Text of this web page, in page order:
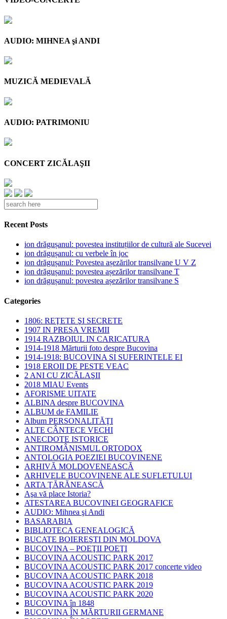
AUDIO: MIHNEA şi ANDI
MUZICĂ MEDIEVALĂ
AUDIO: PATRIMONIU
CONCERT ZICĂLAŞII
Recent Posts
ion drăgușanul: povestea instituțiilor de cultură ale Sucevei
ion drăgușanul: cu verbele în joc
ion drăgușanul: Povestea așezărilor transilvane U V Z
ion drăgușanul: povestea așezărilor transilvane T
ion drăgușanul: povestea așezărilor transilvane S
Categories
1806: REŢETE ŞI SECRETE
1907 IN PRESA VREMII
1914 RAZBOIUL IN CARICATURA
1914-1918 Mărturii foto despre Bucovina
1914-1918: BUCOVINA SI SUFERINTELE EI
1918 EROII DE PESTE VEAC
2 ANI CU ZICĂLAŞII
2018 MIAU Events
AFORISME UITATE
ALBINA despre BUCOVINA
ALBUM de FAMILIE
Album PERSONALITĂŢI
ALTE CÂNTECE VECHI
ANECDOTE ISTORICE
ANTIROMÂNISMUL ORTODOX
ANTOLOGIA POEZIEI BUCOVINENE
ARHIVĂ MOLDOVENEASCĂ
ARHIVELE BUCOVINENE ALE SUFLETULUI
ARTA ŢĂRĂNEASCĂ
Aşa vă place Istoria?
ATESTAREA BUCOVINEI GEOGRAFICE
AUDIO: Mihnea şi Andi
BASARABIA
BIBLIOTECA GENEALOGICĂ
BUCATE BOIEREŞTI DIN MOLDOVA
BUCOVINA – POEŢII POEŢI
BUCOVINA ACOUSTIC PARK 2017
BUCOVINA ACOUSTIC PARK 2017 concerte video
BUCOVINA ACOUSTIC PARK 2018
BUCOVINA ACOUSTIC PARK 2019
BUCOVINA ACOUSTIC PARK 2020
BUCOVINA în 1848
BUCOVINA ÎN MĂRTURII GERMANE